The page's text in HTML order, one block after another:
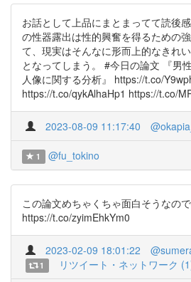
お話として上品にまとまってて読後
の性器露出は性的興奮を得るための
て、現実はそんなに形而上的なきれ
となってしまう。 #今日の論文 『男
人像に関する分析』 https://t.co/
https://t.co/qykAlhaHp1 https://t.co/
2023-08-09 11:17:40
1 @fu_tokino
この論文めちゃくちゃ面白そうなの
https://t.co/zyimEhkYm0
2023-02-09 18:01:22
1 リツイート・ネットワーク